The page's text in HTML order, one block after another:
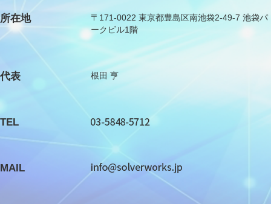
所在地
〒171-0022 東京都豊島区南池袋2-49-7 池袋パ
ークビル1階
代表 根田 亨
TEL
MAIL